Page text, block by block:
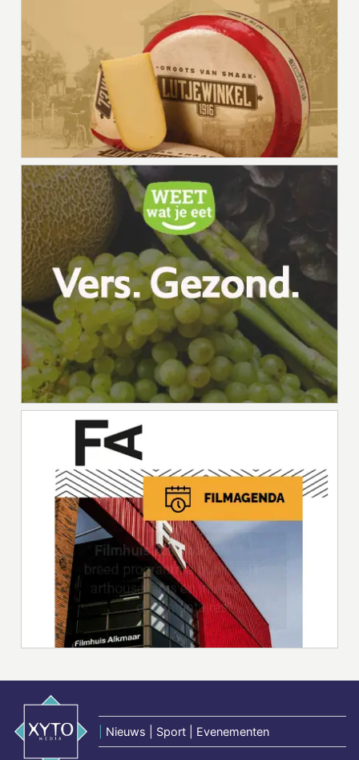
Nieuws | Sport | Evenementen